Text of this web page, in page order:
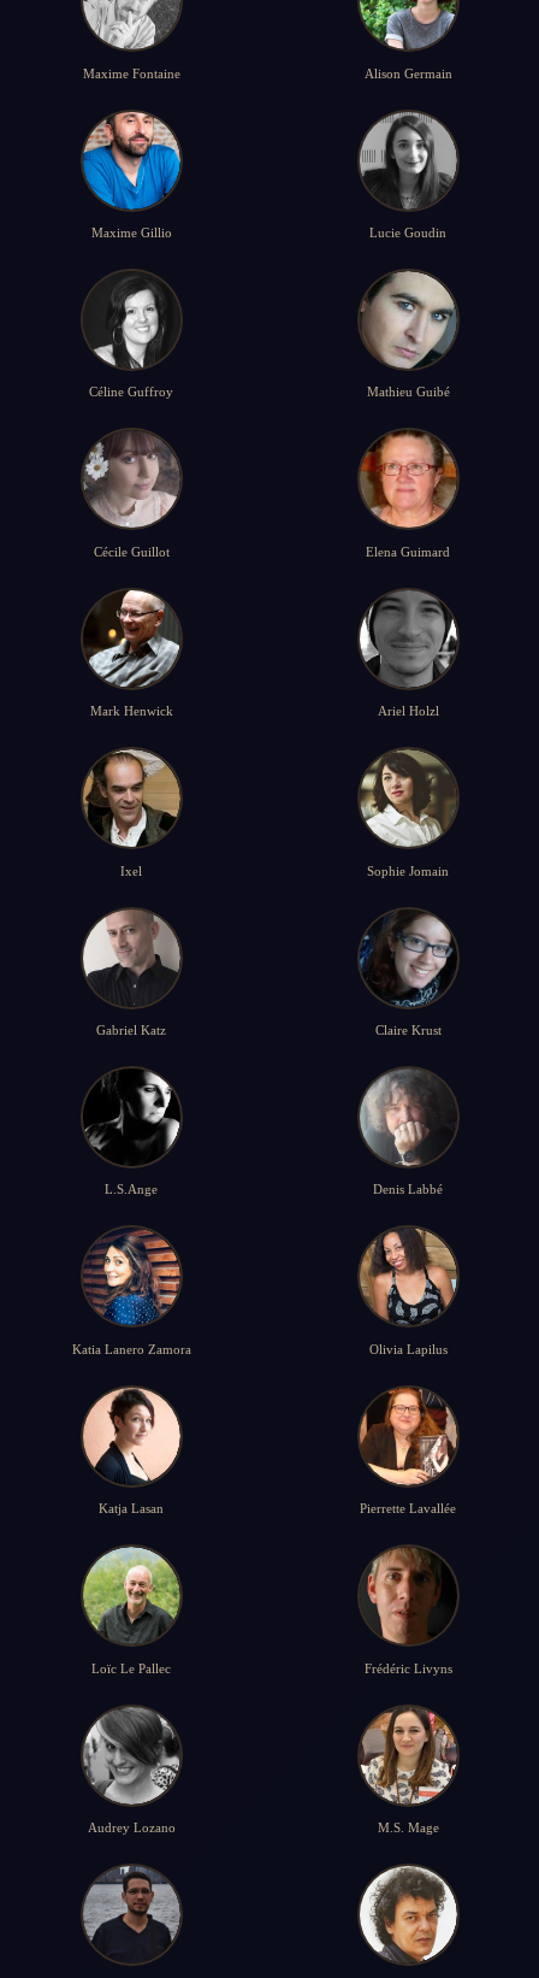
Maxime Fontaine Alison Germain
Maxime Gillio Lucie Goudin
Céline Guffroy Mathieu Guibé
Cécile Guillot Elena Guimard
Mark Henwick Ariel Holzl
Ixel Sophie Jomain
Gabriel Katz Claire Krust
L.S.Ange Denis Labbé
Katia Lanero Zamora Olivia Lapilus
Katja Lasan Pierrette Lavallée
Loïc Le Pallec Frédéric Livyns
Audrey Lozano M.S. Mage